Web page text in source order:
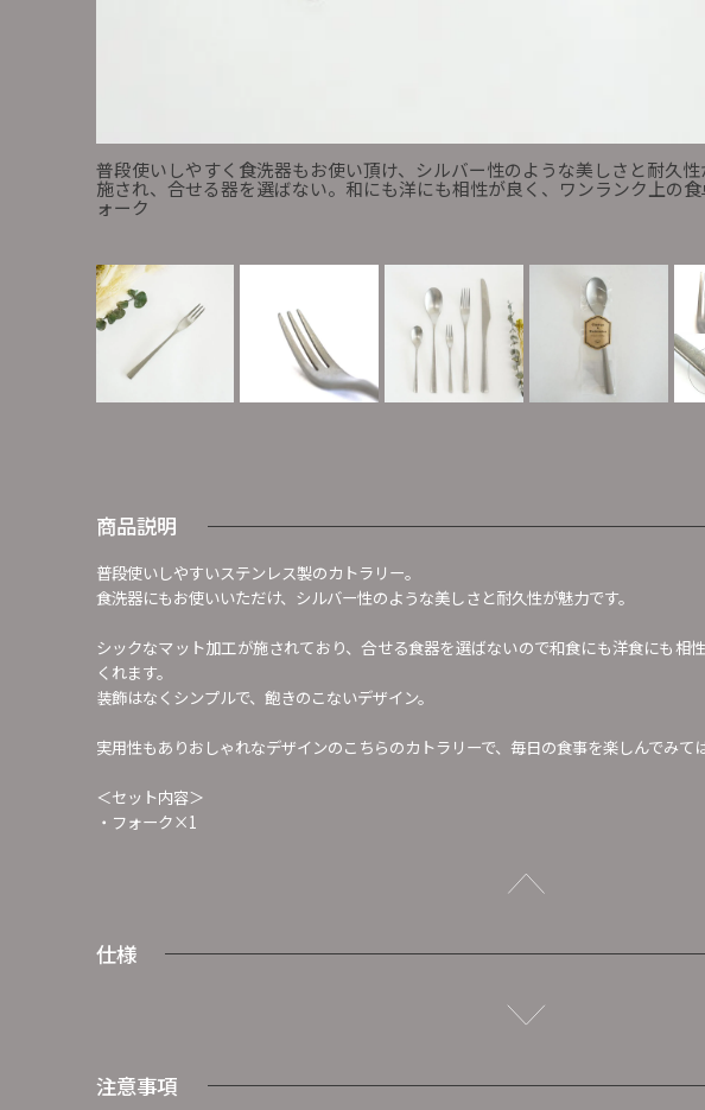
普段使いしやすく食洗器もお使い頂け、シルバー性のような美しさと耐久
施され、合せる器を選ばない。和にも洋にも相性が良く、ワンランク上の
ォーク
商品説明
普段使いしやすいステンレス製のカトラリー。
食洗器にもお使いいただけ、シルバー性のような美しさと耐久性が魅力です。
シックなマット加工が施されており、合せる食器を選ばないので和食にも洋食にも相
くれます。
装飾はなくシンプルで、飽きのこないデザイン。
実用性もありおしゃれなデザインのこちらのカトラリーで、毎日の食事を楽しんでみて
＜セット内容＞
・フォーク×1
仕様
注意事項